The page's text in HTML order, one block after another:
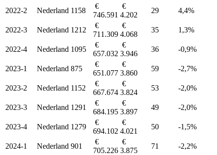
2022-2 Nederland 1158
€
746.591
€
4.202
29 4,4%
2022-3 Nederland 1212
€
711.309
€
4.068
35 1,3%
2022-4 Nederland 1095
€
657.032
€
3.946
36 -0,9%
2023-1 Nederland 875
€
651.077
€
3.860
59 -2,7%
2023-2 Nederland 1152
€
667.674
€
3.824
53 -2,0%
2023-3 Nederland 1291
€
684.195
€
3.897
49 -2,0%
2023-4 Nederland 1279
€
694.102
€
4.021
50 -1,5%
2024-1 Nederland 901
€
705.226
€
3.875
71 -2,2%